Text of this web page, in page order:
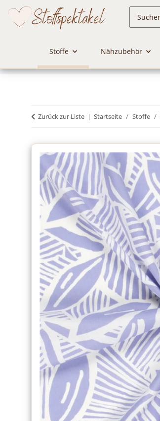
Stoffe Nähzubehör
Zurück zur Liste Startseite Stoffe